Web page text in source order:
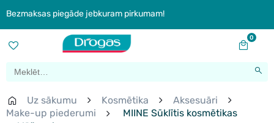
Bezmaksas piegāde jebkuram pirkumam!
0
Uz sākumu Kosmētika
Aksesuāri
Make-up piederumi
MIINE Sūklītis kosmētikas